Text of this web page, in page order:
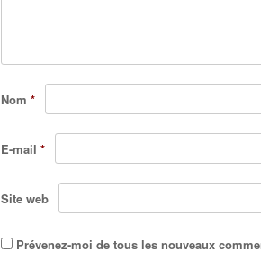
Nom*
E-mail*
Site web
Prévenez-moi de tous les nouveaux